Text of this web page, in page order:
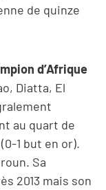
de quinze
d’Afrique
Diatta, El
au quart de
1 but en or).
Sa
2013 mais son